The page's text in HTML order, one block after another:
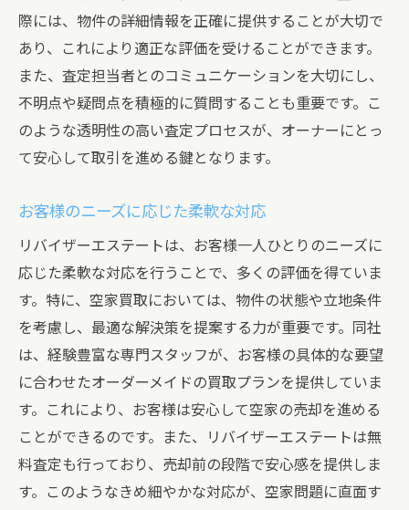
際には、物件の詳細情報を正確に提供することが大切で
あり、これにより適正な評価を受けることができます。
また、査定担当者とのコミュニケーションを大切にし、
不明点や疑問点を積極的に質問することも重要です。こ
のような透明性の高い査定プロセスが、オーナーにとっ
て安心して取引を進める鍵となります。
お客様のニーズに応じた柔軟な対応
リバイザーエステートは、お客様一人ひとりのニーズに
応じた柔軟な対応を行うことで、多くの評価を得ていま
す。特に、空家買取においては、物件の状態や立地条件
を考慮し、最適な解決策を提案する力が重要です。同社
は、経験豊富な専門スタッフが、お客様の具体的な要望
に合わせたオーダーメイドの買取プランを提供していま
す。これにより、お客様は安心して空家の売却を進める
ことができるのです。また、リバイザーエステートは無
料査定も行っており、売却前の段階で安心感を提供しま
す。このようなきめ細やかな対応が、空家問題に直面す